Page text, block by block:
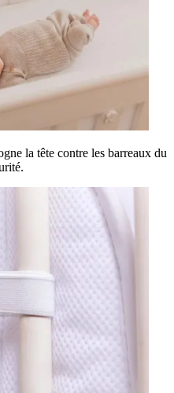
la tête contre les barreaux du